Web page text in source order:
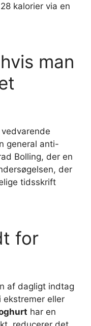
kalorier via en
man
general anti-
Bolling, der en
der
tidsskrift
for
af dagligt indtag
ekstremer eller
har en